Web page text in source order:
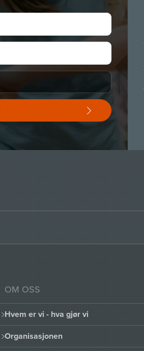
OM OSS
Hvem er vi - hva gjør vi
Organisasjonen